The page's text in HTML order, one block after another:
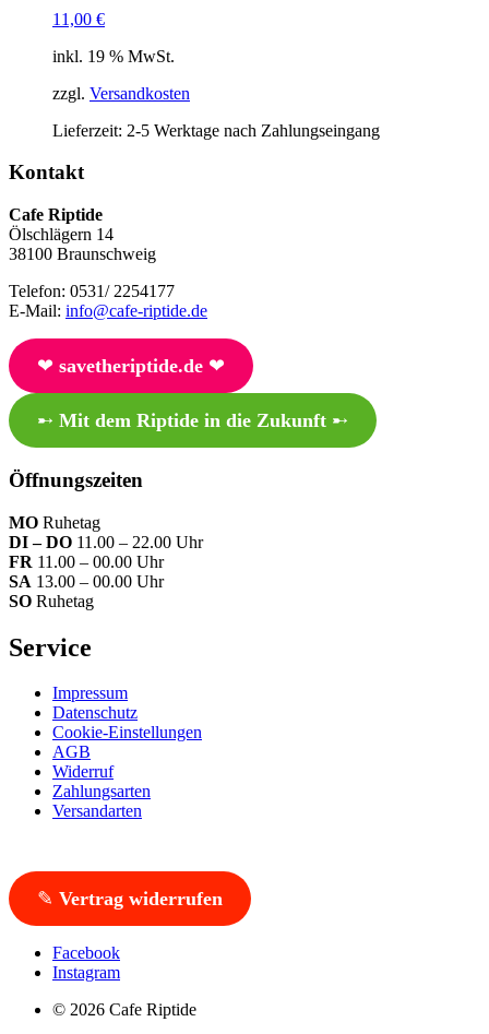
11,00 €
inkl. 19 % MwSt.
zzgl. Versandkosten
Lieferzeit: 2-5 Werktage nach Zahlungseingang
Kontakt
Cafe Riptide
Ölschlägern 14
38100 Braunschweig
Telefon: 0531/ 2254177
E-Mail: info@cafe-riptide.de
❤︎ savetheriptide.de❤︎
➸ Mit dem Riptide in die Zukunft➸
Öffnungszeiten
MO Ruhetag
DI – DO 11.00 – 22.00 Uhr
FR 11.00 – 00.00 Uhr
SA 13.00 – 00.00 Uhr
SO Ruhetag
Service
Impressum
Datenschutz
Cookie-Einstellungen
AGB
Widerruf
Zahlungsarten
Versandarten
✎ Vertrag widerrufen
Facebook
Instagram
© 2026 Cafe Riptide